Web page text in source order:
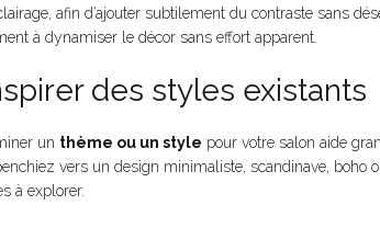
afin d’ajouter subtilement du contraste sans
à dynamiser le décor sans effort apparent.
des styles existants
un thème ou un style pour votre salon aide
vers un design minimaliste, scandinave, boho
à explorer.